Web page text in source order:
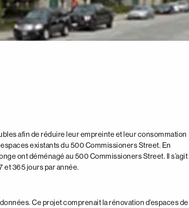
afin de réduire leur empreinte et leur consommation
existants du 500 Commissioners Street. En
ont déménagé au 500 Commissioners Street. Il s’agit
et 365 jours par année.
Ce projet comprenait la rénovation d’espaces de